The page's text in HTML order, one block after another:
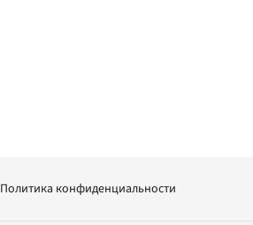
Политика конфиденциальности